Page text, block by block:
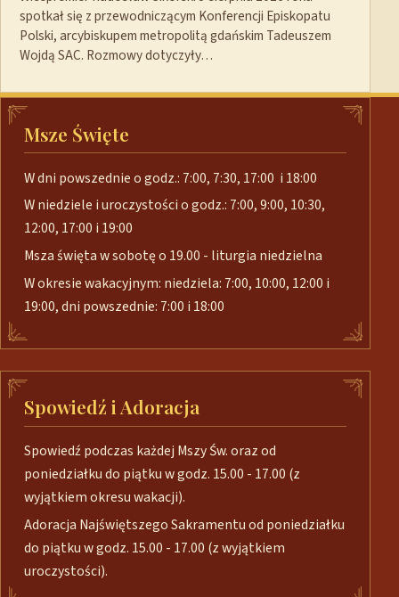
spotkał się z przewodniczącym Konferencji Episkopatu
Polski, arcybiskupem metropolitą gdańskim Tadeuszem
Wojdą SAC. Rozmowy dotyczyły…
Msze Święte
W dni powszednie o godz.: 7:00, 7:30, 17:00 i 18:00
W niedziele i uroczystości o godz.: 7:00, 9:00, 10:30,
12:00, 17:00 i 19:00
Msza święta w sobotę o 19.00 - liturgia niedzielna
W okresie wakacyjnym: niedziela: 7:00, 10:00, 12:00 i
19:00, dni powszednie: 7:00 i 18:00
Spowiedź i Adoracja
Spowiedź podczas każdej Mszy Św. oraz od
poniedziałku do piątku w godz. 15.00 - 17.00 (z
wyjątkiem okresu wakacji).
Adoracja Najświętszego Sakramentu od poniedziałku
do piątku w godz. 15.00 - 17.00 (z wyjątkiem
uroczystości).